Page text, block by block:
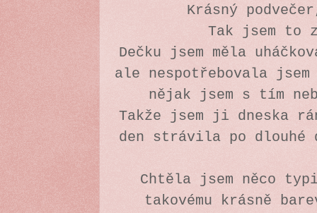
Krásný
Tak jsem to
Dečku jsem měla
ale nespotřebovala
nějak jsem s tím
Takže jsem ji dneska
den strávila po dlouhé
Chtěla jsem něco
takovému krásně